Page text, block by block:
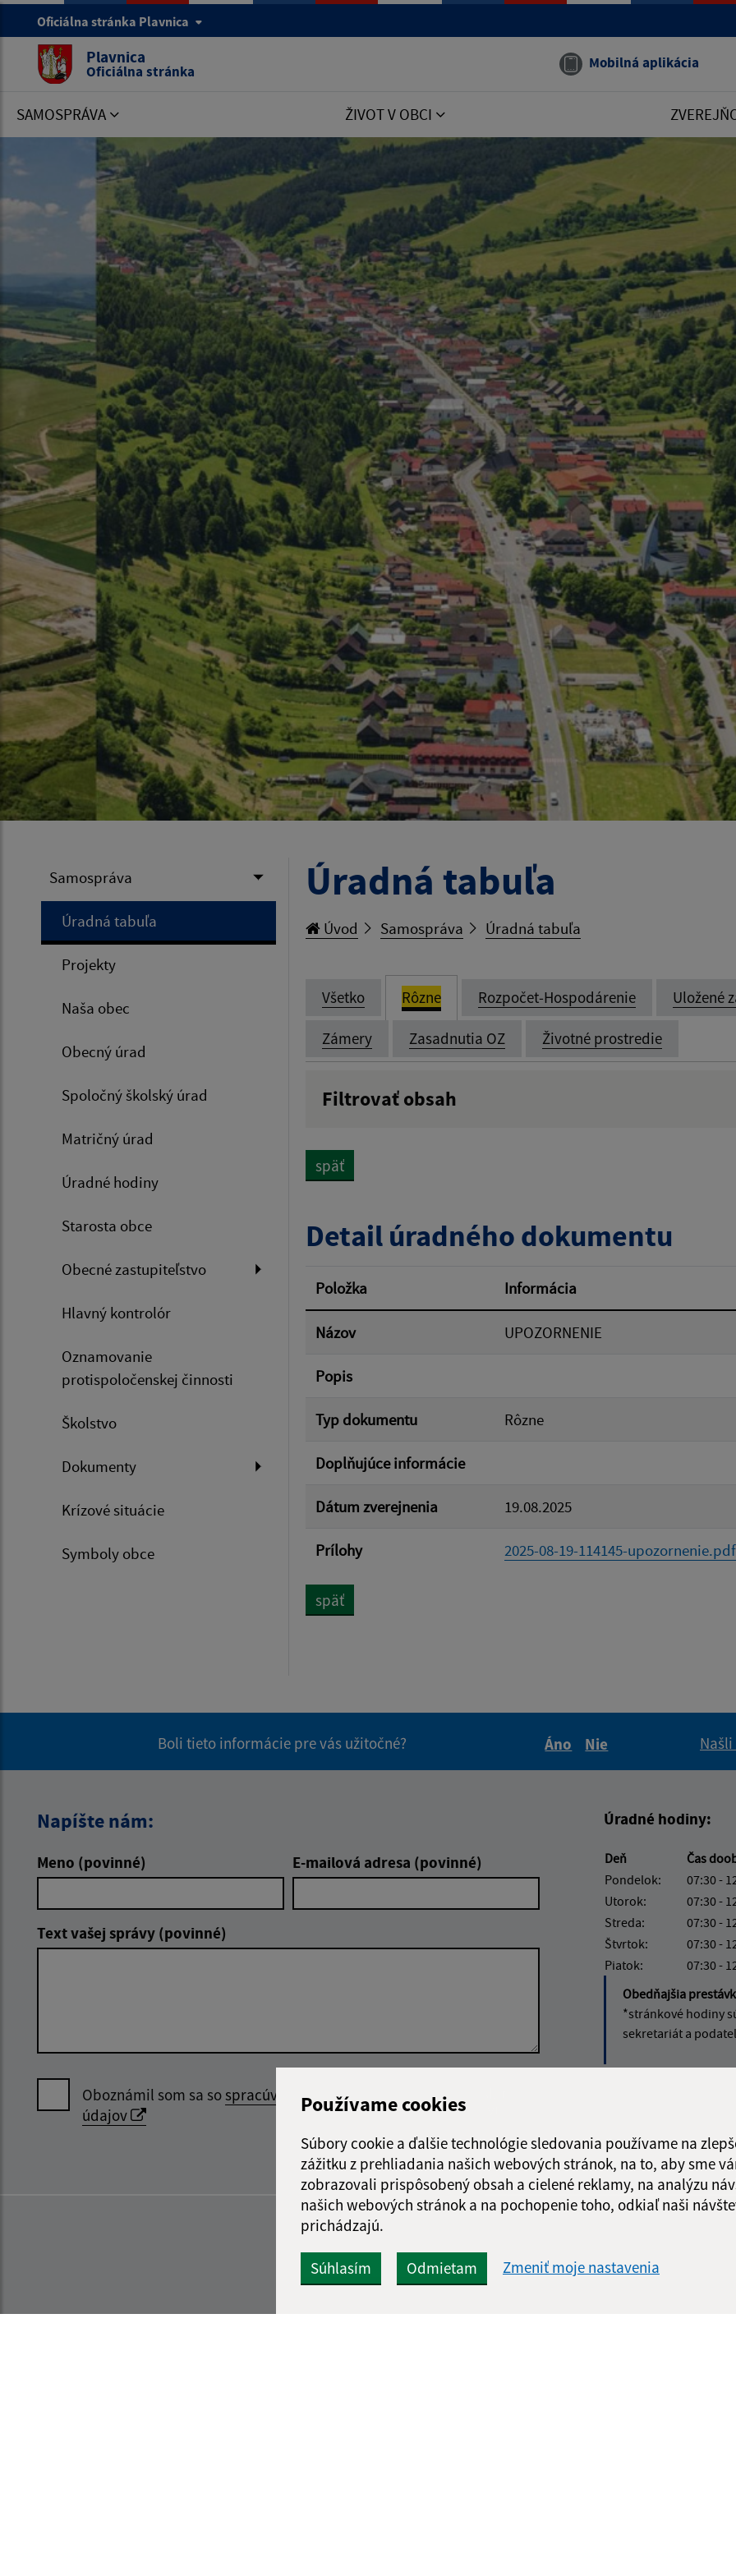
Používame cookies
Súbory cookie a ďalšie technológie sledovania používame na
zážitku z prehliadania našich webových stránok, na to, aby sme
zobrazovali prispôsobený obsah a cielené reklamy, na analýzu
našich webových stránok a na pochopenie toho, odkiaľ naši
prichádzajú.
Súhlasím Odmietam Zmeniť moje nastavenia
Oficiálna stránka Plavnica
Plavnica
Oficiálna stránka Mobilná aplikácia
SAMOSPRÁVA ŽIVOT V OBCI
Samospráva
Úradná tabuľa
Projekty
Naša obec
Obecný úrad
Spoločný školský úrad
Matričný úrad
Úradné hodiny
Starosta obce
Obecné zastupiteľstvo
Hlavný kontrolór
Oznamovanie
protispoločenskej činnosti
Školstvo
Dokumenty
Krízové situácie
Symboly obce
Úradná tabuľa
Úvod Samospráva Úradná tabuľa
Všetko Rôzne Rozpočet-Hospodárenie Uložené
Zámery Zasadnutia OZ Životné prostredie
Filtrovať obsah
Filtrovať
späť
Detail úradného dokumentu
Položka Informácia
Názov UPOZORNENIE
Popis
Typ dokumentu Rôzne
Doplňujúce informácie
Dátum zverejnenia 19.08.2025
Prílohy 2025-08-19-114145-upozornenie.pdf
späť
Boli tieto informácie pre vás užitočné?
Áno
Nie
Napíšte nám:
Meno (povinné) E-mailová adresa (povinné)
Text vašej správy (povinné)
Oboznámil som sa sospracúvaním osobných
údajov
správu
Úradné hodiny:
Deň Čas
Pondelok:
07:30 -
Utorok:
07:30 -
Streda:
07:30 -
Štvrtok:
07:30 -
Piatok:
07:30 -
Obedňajšia
*stránkové hodiny
sekretariát a